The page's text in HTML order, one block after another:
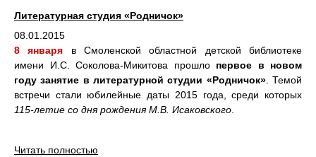
Литературная студия «Родничок»
08.01.2015
8 января в Смоленской областной детской библиотеке
имени И.С. Соколова-Микитова прошло первое в новом
году занятие в литературной студии «Родничок». Темой
встречи стали юбилейные даты 2015 года, среди которых
115-летие со дня рождения М.В. Исаковского
Читать полностью